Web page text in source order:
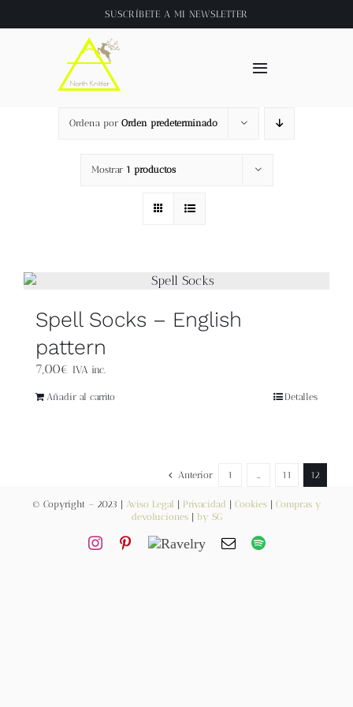
al
SUSCRÍBETE A MI NEWSLETTER
Toggle
Inicio
About
Tienda
Videos
Carrito
Mi cuenta
Ordena por Orden predeterminado
Mostrar 1 productos
Spell Socks – English
pattern
7,00€ IVA inc.
Añadir al carrito Detalles
Anterior 1 … 11 12
© Copyright – 2023 | Aviso Legal Privacidad Cookies| Compras y
devoluciones| by SG